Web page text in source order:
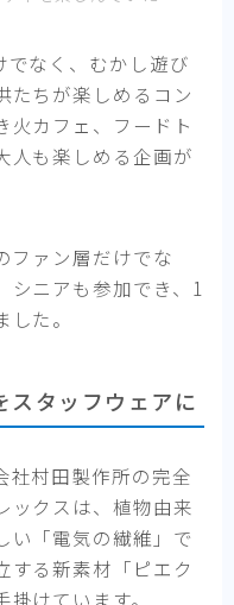
でなく、むかし遊び
たちが楽しめるコン
火カフェ、フードト
人も楽しめる企画が
ファン層だけでな
シニアも参加でき、1
た。
スタッフウェアに
社村田製作所の完全
ックスは、植物由来
い「電気の繊維」で
する新素材「ピエク
けています。